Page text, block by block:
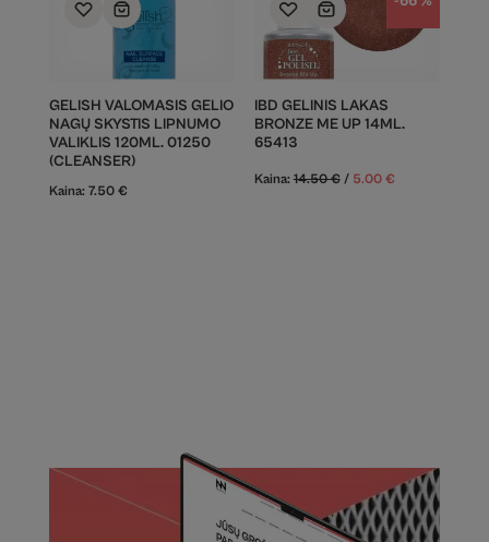
GELISH VALOMASIS GELIO
NAGŲ SKYSTIS LIPNUMO
VALIKLIS 120ML. 01250
(CLEANSER)
Kaina: 7.50 €
IBD GELINIS LAKAS
BRONZE ME UP 14ML.
65413
Kaina:14.50€ / 5.00 €